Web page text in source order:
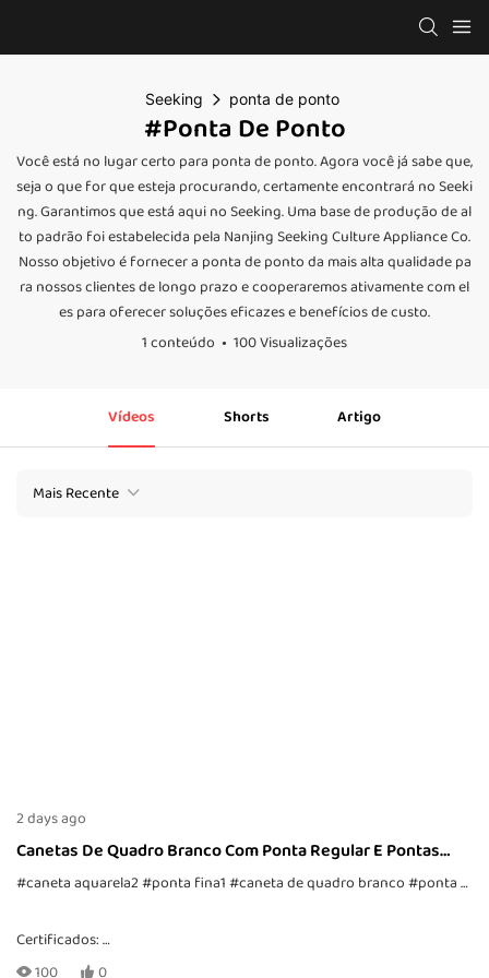
Seeking ponta de ponto
#ponta De Ponto
Você está no lugar certo para ponta de ponto. Agora você já sabe que,
seja o que for que esteja procurando, certamente encontrará no Seeki
ng. Garantimos que está aqui no Seeking. Uma base de produção de al
to padrão foi estabelecida pela Nanjing Seeking Culture Appliance Co.
Nosso objetivo é fornecer a ponta de ponto da mais alta qualidade pa
ra nossos clientes de longo prazo e cooperaremos ativamente com el
es para oferecer soluções eficazes e benefícios de custo.
1 conteúdo
100 Visualizações
Vídeos Shorts Artigo
Mais Recente
2 days ago
Canetas De Quadro Branco Com Ponta Regular E Pontas
Pontilhadas
#caneta aquarela2#ponta fina1#caneta de quadro branco#ponta de ponto
Certificados:
CE, EN71-1, -2, -3, TRA, ASTM-D4236
100 0